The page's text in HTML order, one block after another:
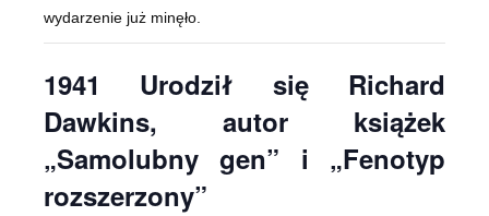
wydarzenie już minęło.
1941 Urodził się Richard
Dawkins, autor książek
„Samolubny gen” i „Fenotyp
rozszerzony”